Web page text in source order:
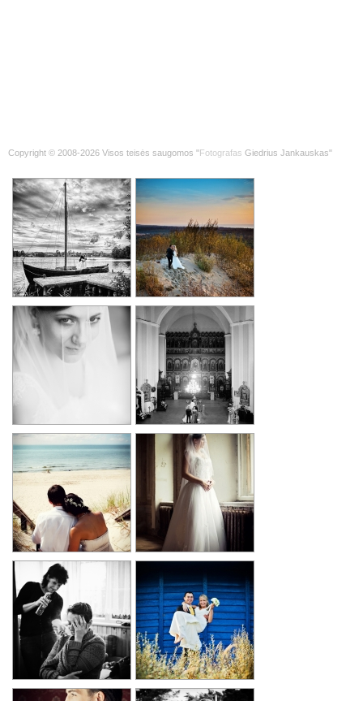
Copyright © 2008-2026 Visos teisės saugomos "Fotografas Giedrius Jankauskas"